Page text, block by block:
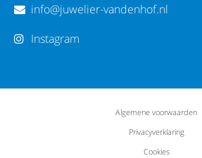
info@juwelier-vandenhof.nl
Instagram
Algemene voorwaarden
Privacyverklaring
Cookies